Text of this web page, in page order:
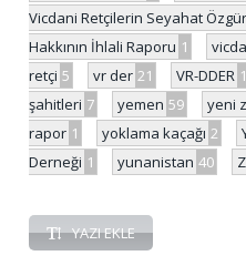
Vicdani Retçilerin Seyahat
Hakkının İhlali Raporu 1
retçi 5 vr der 21 VR-DDER 1
şahitleri 7 yemen 59 yeni
rapor 1 yoklama kaçağı 2
Derneği 1 yunanistan 40
YAZI EKLE